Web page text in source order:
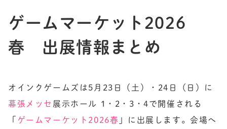
ゲームマーケット2026
春 出展情報まとめ
オインクゲームズは5月23日（土）・24日（日）に
幕張メッセ 展示ホール 1・2・3・4で開催される
ゲームマーケット2026春 」に出展します。会場へ